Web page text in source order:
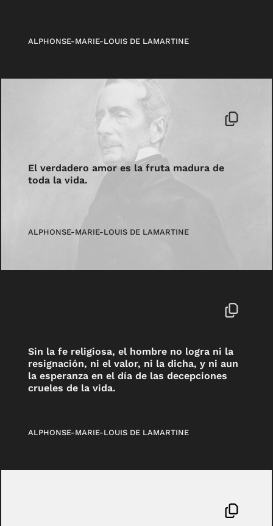
ALPHONSE-MARIE-LOUIS DE LAMARTINE
El verdadero amor es la fruta madura de
toda la vida.
ALPHONSE-MARIE-LOUIS DE LAMARTINE
Sin la fe religiosa, el hombre no logra ni la
resignación, ni el valor, ni la dicha, y ni aun
la esperanza en el día de las decepciones
crueles de la vida.
ALPHONSE-MARIE-LOUIS DE LAMARTINE